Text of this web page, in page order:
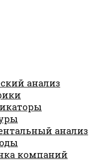
анализ
анализ
компаний